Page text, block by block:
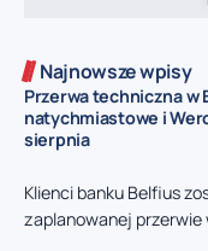
Najnowsze wpisy
Przerwa techniczna w
natychmiastowe i
sierpnia
Klienci banku Belfius
zaplanowanej przerwie